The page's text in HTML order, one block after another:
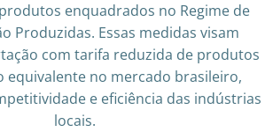
enquadrados no Regime de
Produzidas. Essas medidas visam
com tarifa reduzida de produtos
equivalente no mercado brasileiro,
e eficiência das indústrias
locais.